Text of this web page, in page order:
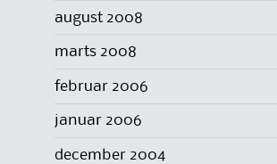
august 2008
marts 2008
februar 2006
januar 2006
december 2004